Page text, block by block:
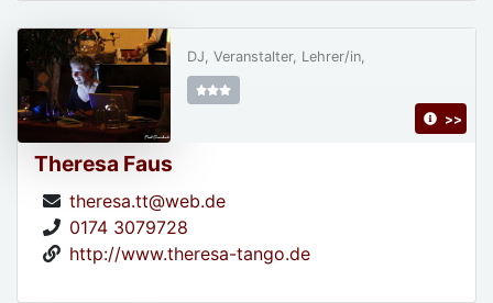
Theresa Faus
theresa.tt@web.de
0174 3079728
http://www.theresa-tango.de
DJ, Veranstalter, Lehrer/in,
>>